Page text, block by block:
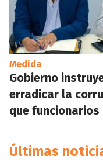
Medida
Gobierno
erradicar la
que
Últimas